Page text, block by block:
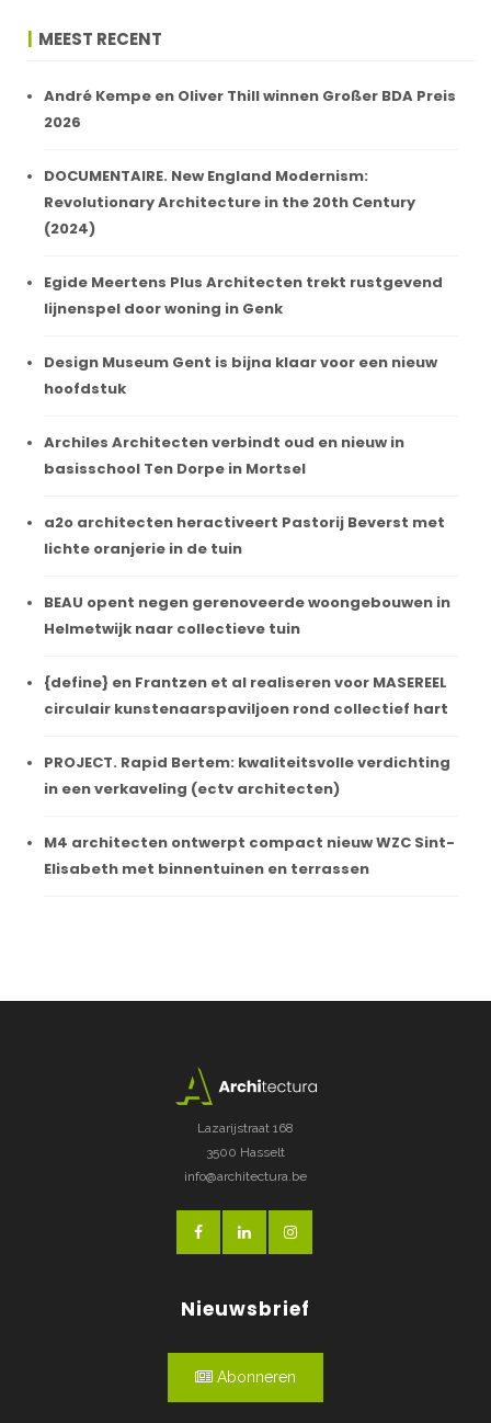
MEEST RECENT
André Kempe en Oliver Thill winnen Großer BDA Preis
2026
DOCUMENTAIRE. New England Modernism:
Revolutionary Architecture in the 20th Century
(2024)
Egide Meertens Plus Architecten trekt rustgevend
lijnenspel door woning in Genk
Design Museum Gent is bijna klaar voor een nieuw
hoofdstuk
Archiles Architecten verbindt oud en nieuw in
basisschool Ten Dorpe in Mortsel
a2o architecten heractiveert Pastorij Beverst met
lichte oranjerie in de tuin
BEAU opent negen gerenoveerde woongebouwen in
Helmetwijk naar collectieve tuin
{define} en Frantzen et al realiseren voor MASEREEL
circulair kunstenaarspaviljoen rond collectief hart
PROJECT. Rapid Bertem: kwaliteitsvolle verdichting
in een verkaveling (ectv architecten)
M4 architecten ontwerpt compact nieuw WZC Sint-
Elisabeth met binnentuinen en terrassen
Lazarijstraat 168
3500 Hasselt
info@architectura.be
Nieuwsbrief
Abonneren